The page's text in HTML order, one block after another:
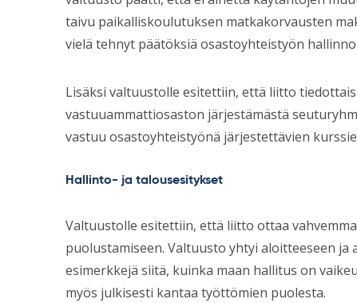
taivu paikalliskoulutuksen matkakorvausten
vielä tehnyt päätöksiä osastoyhteistyön
Lisäksi valtuustolle esitettiin, että liitto
vastuuammattiosaston järjestämästä
vastuu osastoyhteistyönä järjestettävien
Hallinto- ja talousesitykset
Valtuustolle esitettiin, että liitto ottaa
puolustamiseen. Valtuusto yhtyi aloitteeseen
esimerkkejä siitä, kuinka maan hallitus on
myös julkisesti kantaa työttömien puolesta.